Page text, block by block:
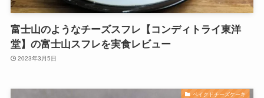
富士山のようなチーズスフレ【コンディトライ東洋
堂】の富士山スフレを実食レビュー
2023年3月5日
ベイクドチーズケーキ